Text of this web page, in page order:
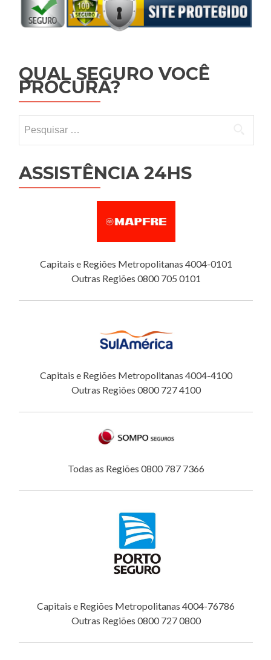
QUAL SEGURO VOCÊ
PROCURA?
ASSISTÊNCIA 24HS
Capitais e Regiões Metropolitanas 4004-0101
Outras Regiões 0800 705 0101
Capitais e Regiões Metropolitanas 4004-4100
Outras Regiões 0800 727 4100
Todas as Regiões 0800 787 7366
Capitais e Regiões Metropolitanas 4004-76786
Outras Regiões 0800 727 0800